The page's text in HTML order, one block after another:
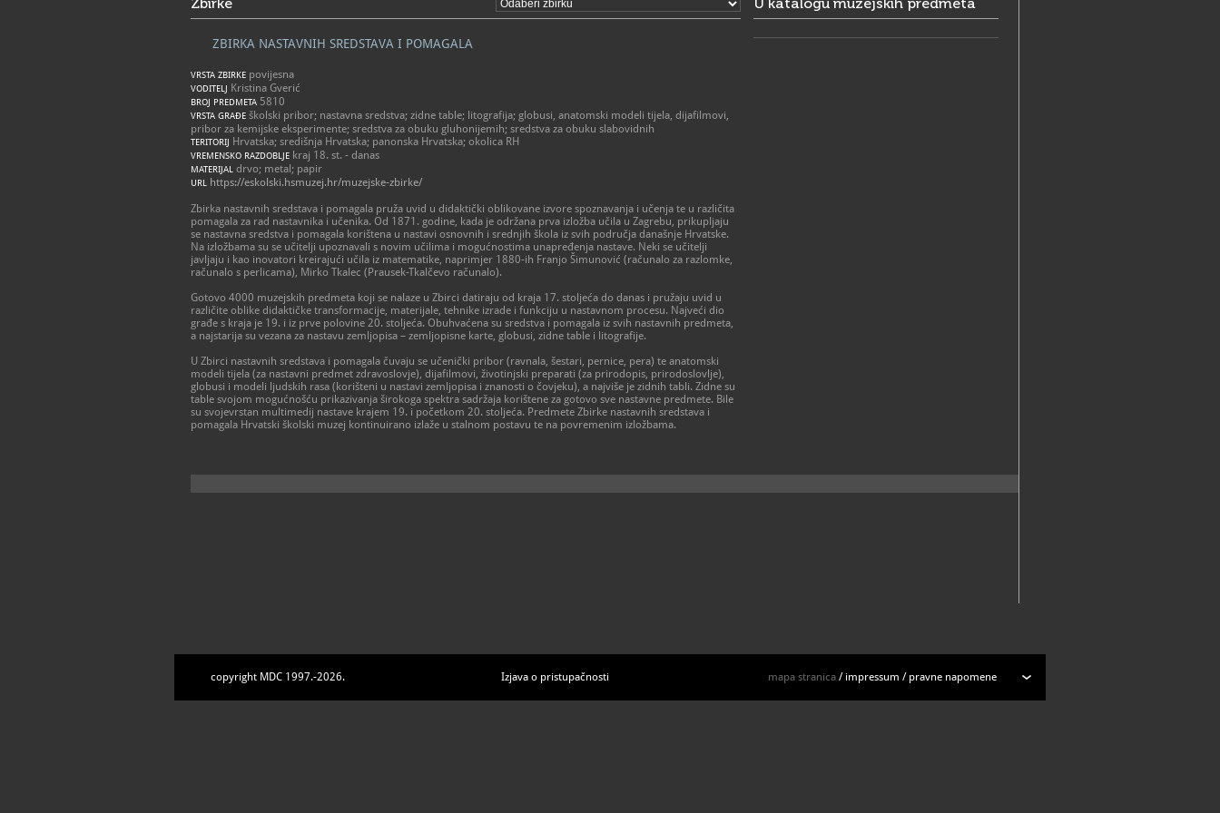
ZBIRKA NASTAVNIH SREDSTAVA I POMAGALA
VRSTA ZBIRKE povijesna
VODITELJ Kristina Gverić
BROJ PREDMETA 5810
VRSTA GRAĐE školski pribor; nastavna sredstva; zidne table; litografija; globusi, anatomski modeli tijela, dijafilmovi,
pribor za kemijske eksperimente; sredstva za obuku gluhonijemih; sredstva za obuku slabovidnih
TERITORIJ Hrvatska; središnja Hrvatska; panonska Hrvatska; okolica RH
VREMENSKO RAZDOBLJE kraj 18. st. - danas
MATERIJAL drvo; metal; papir
URL https://eskolski.hsmuzej.hr/muzejske-zbirke/
Zbirka nastavnih sredstava i pomagala pruža uvid u didaktički oblikovane izvore spoznavanja i učenja te u različita
pomagala za rad nastavnika i učenika. Od 1871. godine, kada je održana prva izložba učila u Zagrebu, prikupljaju
se nastavna sredstva i pomagala korištena u nastavi osnovnih i srednjih škola iz svih područja današnje Hrvatske.
Na izložbama su se učitelji upoznavali s novim učilima i mogućnostima unapređenja nastave. Neki se učitelji
javljaju i kao inovatori kreirajući učila iz matematike, naprimjer 1880-ih Franjo Šimunović (računalo za razlomke,
računalo s perlicama), Mirko Tkalec (Prausek-Tkalčevo računalo).
Gotovo 4000 muzejskih predmeta koji se nalaze u Zbirci datiraju od kraja 17. stoljeća do danas i pružaju uvid u
različite oblike didaktičke transformacije, materijale, tehnike izrade i funkciju u nastavnom procesu. Najveći dio
građe s kraja je 19. i iz prve polovine 20. stoljeća. Obuhvaćena su sredstva i pomagala iz svih nastavnih predmeta,
a najstarija su vezana za nastavu zemljopisa – zemljopisne karte, globusi, zidne table i litografije.
U Zbirci nastavnih sredstava i pomagala čuvaju se učenički pribor (ravnala, šestari, pernice, pera) te anatomski
modeli tijela (za nastavni predmet zdravoslovje), dijafilmovi, životinjski preparati (za prirodopis, prirodoslovlje),
globusi i modeli ljudskih rasa (korišteni u nastavi zemljopisa i znanosti o čovjeku), a najviše je zidnih tabli. Zidne su
table svojom mogućnošću prikazivanja širokoga spektra sadržaja korištene za gotovo sve nastavne predmete. Bile
su svojevrstan multimedij nastave krajem 19. i početkom 20. stoljeća. Predmete Zbirke nastavnih sredstava i
pomagala Hrvatski školski muzej kontinuirano izlaže u stalnom postavu te na povremenim izložbama.
copyright MDC 1997.-2026. Izjava o pristupačnosti mapa stranica / impressum / pravne napomene